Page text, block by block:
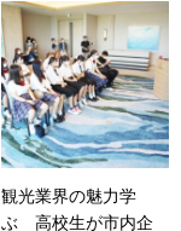
観光業界の魅力学
ぶ 高校生が市内企